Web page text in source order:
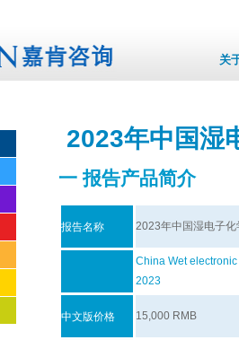
关
2023年中国湿
一 报告产品简介
报告名称 2023年中国湿电子
China Wet
2023
中文版价格 15,000 RMB